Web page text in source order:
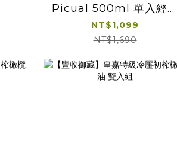
Picual 500ml 單入經典
提盒
NT$1,099
NT$1,690